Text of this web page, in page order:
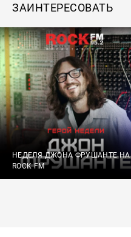
ЗАИНТЕРЕСОВАТЬ
НЕДЕЛЯ ДЖОНА ФРУШАНТЕ НА
ROCK FM